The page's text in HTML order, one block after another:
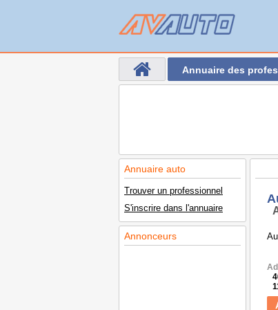
Annuaire des
Annuaire auto
Trouver un professionnel
S'inscrire dans l'annuaire
Annonceurs